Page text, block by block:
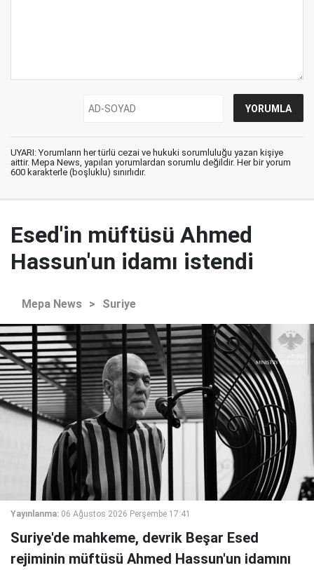
UYARI: Yorumların her türlü cezai ve hukuki sorumluluğu yazan kişiye
aittir. Mepa News, yapılan yorumlardan sorumlu değildir. Her bir yorum
600 karakterle (boşluklu) sınırlıdır.
Esed'in müftüsü Ahmed
Hassun'un idamı istendi
Mepa News > Suriye
Yayınlanma: 06 Ağustos 2026 Perşembe 17:41
Suriye'de mahkeme, devrik Beşar Esed
rejiminin müftüsü Ahmed Hassun'un idamını